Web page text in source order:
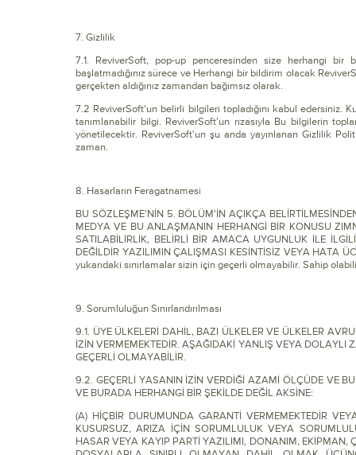
7. Gizlilik
7.1. ReviverSoft, pop-up penceresinden size herhangi bir
başlatmadığınız sürece ve Herhangi bir bildirim olacak
gerçekten aldığınız zamandan bağımsız olarak.
7.2 ReviverSoft'un belirli bilgileri topladığını kabul edersiniz.
tanımlanabilir bilgi. ReviverSoft’un rızasıyla Bu bilgilerin
yönetilecektir. ReviverSoft'un şu anda yayınlanan Gizlilik
zaman.
8. Hasarların Feragatnamesi
BU SÖZLEŞME'NİN 5. BÖLÜM'İN AÇIKÇA
MEDYA VE BU ANLAŞMANIN HERHANGİ BİR KONUSU
SATILABİLİRLİK, BELİRLİ BİR AMACA UYGUNLUK İLE
DEĞİLDİR YAZILIMIN ÇALIŞMASI KESİNTİSİZ VEYA HATA
yukarıdaki sınırlamalar sizin için geçerli olmayabilir. Sahip
9. Sorumluluğun Sınırlandırılması
9.1. ÜYE ÜLKELERİ DAHİL, BAZI ÜLKELER VE ÜLKELER
İZİN VERMEMEKTEDİR. AŞAĞIDAKİ YANLIŞ VEYA
GEÇERLİ OLMAYABİLİR.
9.2. GEÇERLİ YASANIN İZİN VERDİĞİ AZAMİ ÖLÇÜDE VE
VE BURADA HERHANGİ BİR ŞEKİLDE DEĞİL AKSİNE:
(A) HİÇBİR DURUMUNDA GARANTİ VERMEMEKTEDİR
KUSURSUZ, ARIZA İÇİN SORUMLULUK VEYA
HASAR VEYA KAYIP PARTİ YAZILIMI, DONANIM, EKİPMAN,